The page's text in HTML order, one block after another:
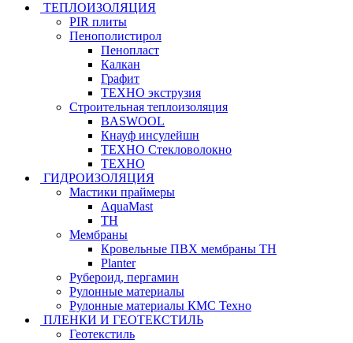
ТЕПЛОИЗОЛЯЦИЯ
PIR плиты
Пенополистирол
Пенопласт
Калкан
Графит
ТЕХНО экструзия
Строительная теплоизоляция
BASWOOL
Кнауф инсулейшн
ТЕХНО Стекловолокно
ТЕХНО
ГИДРОИЗОЛЯЦИЯ
Мастики праймеры
AquaMast
ТН
Мембраны
Кровельные ПВХ мембраны ТН
Planter
Рубероид, пергамин
Рулонные материалы
Рулонные материалы КМС Техно
ПЛЕНКИ И ГЕОТЕКСТИЛЬ
Геотекстиль